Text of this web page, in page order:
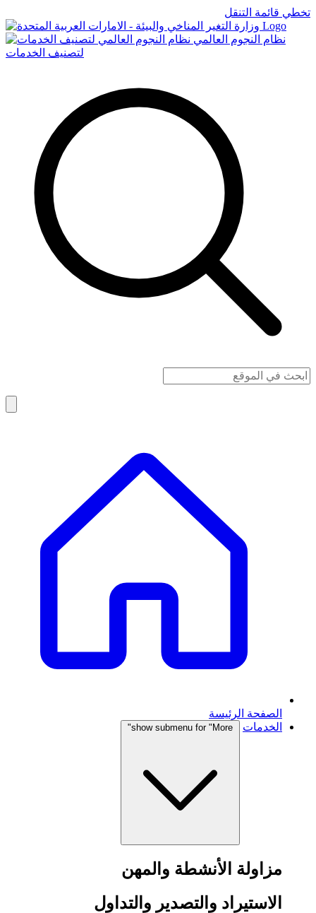
تخطي قائمة التنقل
Logo
نظام النجوم العالمي
لتصنيف الخدمات
الصفحة الرئيسة
الخدمات
show submenu for "More"
مزاولة الأنشطة والمهن
الاستيراد والتصدير والتداول